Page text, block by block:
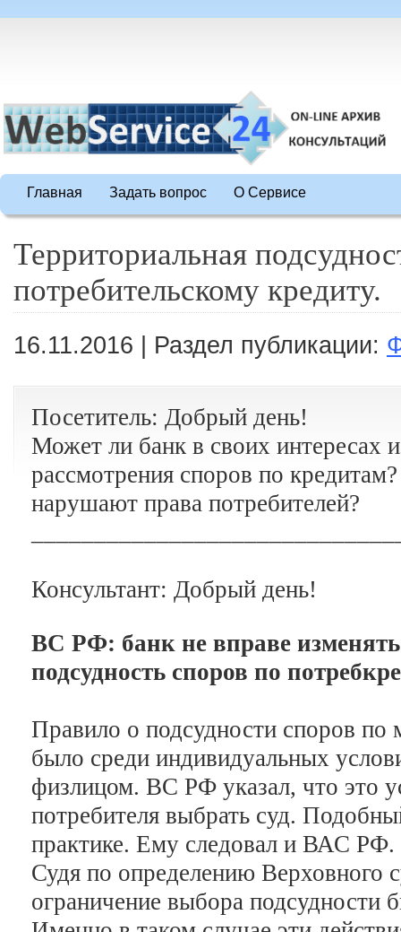
Главная Задать вопрос О Сервисе
Территориальная
потребительскому кредиту.
16.11.2016 | Раздел публикации:
Посетитель: Добрый день!
Может ли банк в своих интересах
рассмотрения споров по
нарушают права потребителей?
Консультант: Добрый день!
ВС РФ: банк не вправе
подсудность споров по
Правило о подсудности споров по
было среди индивидуальных
физлицом. ВС РФ указал, что это
потребителя выбрать суд.
практике. Ему следовал и ВАС РФ.
Судя по определению Верховного
ограничение выбора подсудности